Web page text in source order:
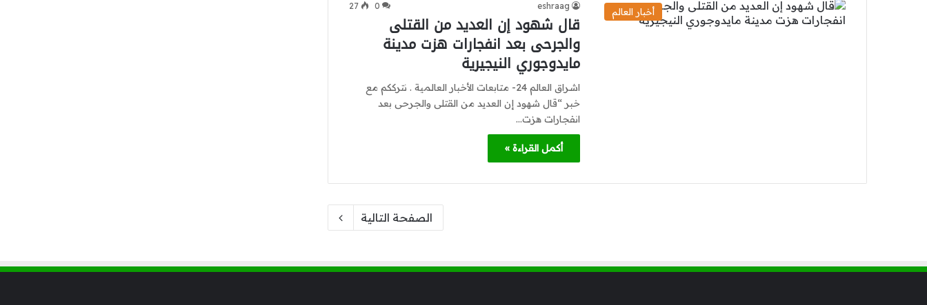
أخبار العالم
eshraag
0
27
قال شهود إن العديد من القتلى
والجرحى بعد انفجارات هزت مدينة
مايدوجوري النيجيرية
اشراق العالم 24- متابعات الأخبار العالمية . نترككم مع
خبر “قال شهود إن العديد من القتلى والجرحى بعد
انفجارات هزت…
أكمل القراءة »
الصفحة التالية